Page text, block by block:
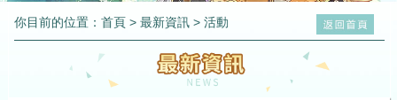
你目前的位置：首頁 >最新資訊 >活動